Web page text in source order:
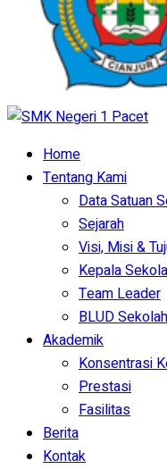
Home
Tentang Kami
Data Satuan
Sejarah
Visi, Misi &
Kepala
Team Leader
BLUD Sekolah
Akademik
Konsentrasi
Prestasi
Fasilitas
Berita
Kontak